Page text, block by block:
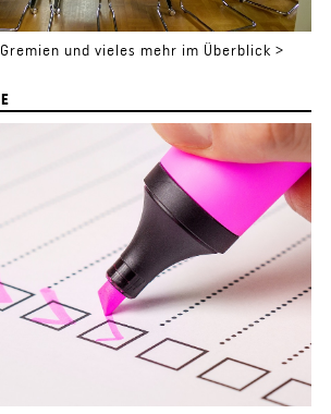
und vieles mehr im Überblick >